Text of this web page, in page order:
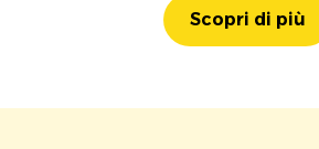
Scopri di più